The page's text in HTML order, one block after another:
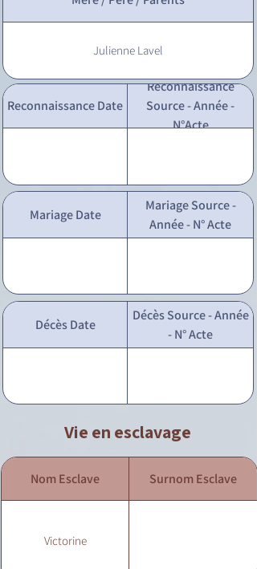
Julienne Lavel
Reconnaissance Date
Reconnaissance
Source - Année -
N°Acte
Mariage Date
Mariage Source -
Année - N° Acte
Décès Date
Décès Source - Année
- N° Acte
Vie en esclavage
Nom Esclave Surnom Esclave
Victorine